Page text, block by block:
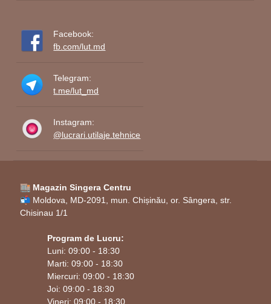
Facebook:
fb.com/lut.md
Telegram:
t.me/lut_md
Instagram:
@lucrari.utilaje.tehnice
🏬 Magazin Singera Centru
📬 Moldova, MD-2091, mun. Chișinău, or. Sângera, str.
Chisinau 1/1
Program de Lucru:
Luni: 09:00 - 18:30
Marti: 09:00 - 18:30
Miercuri: 09:00 - 18:30
Joi: 09:00 - 18:30
Vineri: 09:00 - 18:30